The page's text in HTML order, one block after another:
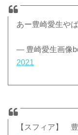
あー豊崎愛生や
— 豊崎愛生画像
2021
【スフィア】